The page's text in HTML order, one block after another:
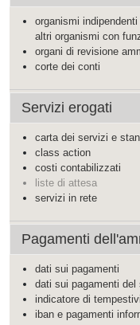
organismi
altri organismi con
organi di revisione
corte dei conti
Servizi erogati
carta dei servizi e
class action
costi contabilizzati
liste di attesa
servizi in rete
Pagamenti
dati sui pagamenti
dati sui pagamenti
indicatore di
iban e pagamenti